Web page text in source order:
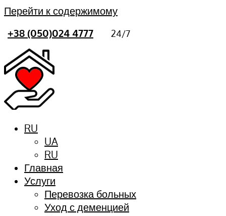
Перейти к содержимому
+38 (050)024 4777
24/7
RU
UA
RU
Главная
Услуги
Перевозка больных
Уход с деменцией